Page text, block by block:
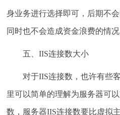
身业务进行选择即可，后期不
同时也不会造成资金浪费的情况
五、IIS连接数大小
对于IIS连接数，也许有些
里可以简单的理解为服务器可
数，服务器IIS连接数要比虚拟